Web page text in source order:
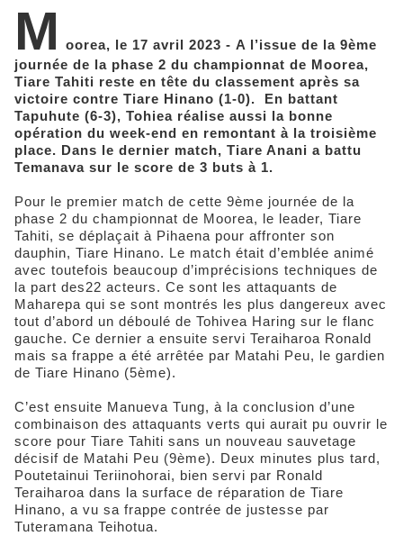
M
oorea, le 17 avril 2023 - A l’issue de la 9ème
journée de la phase 2 du championnat de Moorea,
Tiare Tahiti reste en tête du classement après sa
victoire contre Tiare Hinano (1-0). En battant
Tapuhute (6-3), Tohiea réalise aussi la bonne
opération du week-end en remontant à la troisième
place. Dans le dernier match, Tiare Anani a battu
Temanava sur le score de 3 buts à 1.
Pour le premier match de cette 9ème journée de la
phase 2 du championnat de Moorea, le leader, Tiare
Tahiti, se déplaçait à Pihaena pour affronter son
dauphin, Tiare Hinano. Le match était d’emblée animé
avec toutefois beaucoup d’imprécisions techniques de
la part des22 acteurs. Ce sont les attaquants de
Maharepa qui se sont montrés les plus dangereux avec
tout d’abord un déboulé de Tohivea Haring sur le flanc
gauche. Ce dernier a ensuite servi Teraiharoa Ronald
mais sa frappe a été arrêtée par Matahi Peu, le gardien
de Tiare Hinano (5ème).
C’est ensuite Manueva Tung, à la conclusion d’une
combinaison des attaquants verts qui aurait pu ouvrir le
score pour Tiare Tahiti sans un nouveau sauvetage
décisif de Matahi Peu (9ème). Deux minutes plus tard,
Poutetainui Teriinohorai, bien servi par Ronald
Teraiharoa dans la surface de réparation de Tiare
Hinano, a vu sa frappe contrée de justesse par
Tuteramana Teihotua.